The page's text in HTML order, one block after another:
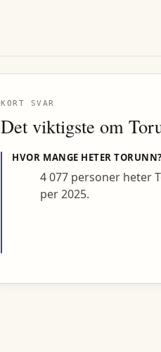
KORT SVAR
Det viktigste om
HVOR MANGE HETERTORUNN?
4 077 personer heter
per 2025.